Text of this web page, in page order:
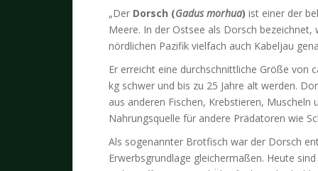
„Der Dorsch (Gadus morhua) ist einer der
Meere. In der Ostsee als Dorsch
nördlichen Pazifik vielfach auch Kabeljau
Er erreicht eine durchschnittliche Größe von
kg schwer und bis zu 25 Jahre alt werden.
aus anderen Fischen, Krebstieren, Muscheln
Nahrungsquelle für andere Prädatoren wie
Als sogenannter Brotfisch war der Dorsch
Erwerbsgrundlage gleichermaßen. Heute